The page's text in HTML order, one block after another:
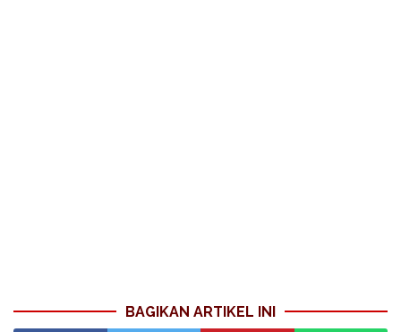
BAGIKAN ARTIKEL INI